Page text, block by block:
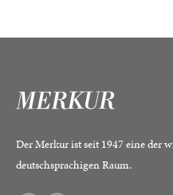
Der Merkur ist seit 1947 eine der
deutschsprachigen Raum.